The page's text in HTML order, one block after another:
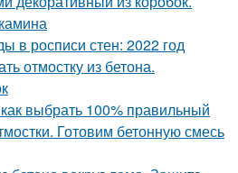
в росписи стен: 2022 год
отмостку из бетона.
выбрать 100% правильный
Готовим бетонную смесь